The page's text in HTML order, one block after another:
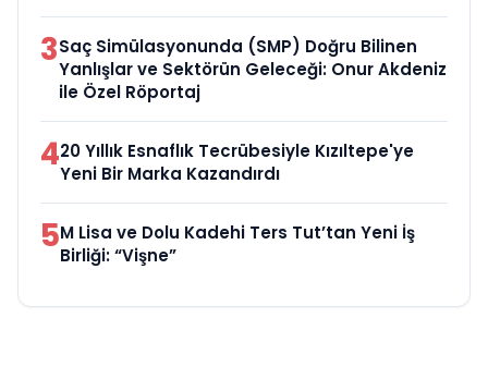
3Saç Simülasyonunda (SMP) Doğru Bilinen
Yanlışlar ve Sektörün Geleceği: Onur Akdeniz
ile Özel Röportaj
420 Yıllık Esnaflık Tecrübesiyle Kızıltepe'ye
Yeni Bir Marka Kazandırdı
5M Lisa ve Dolu Kadehi Ters Tut’tan Yeni İş
Birliği: “Vişne”